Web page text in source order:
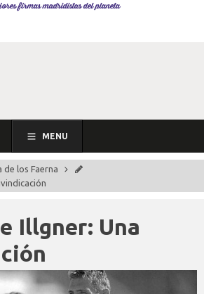
firmas madridistas del planeta
MENU
de los Faerna
Illgner: Una